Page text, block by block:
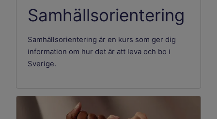
Samhällsorientering
Samhällsorientering är en kurs som ger dig
information om hur det är att leva och bo i
Sverige.